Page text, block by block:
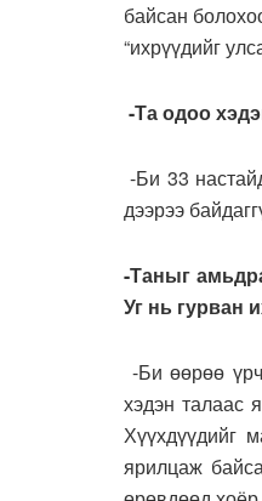
байсан
“ихрүүдийг
-Та одоо
-Би 33
дээрээ
-Таныг
Уг нь гурван
-Би өөрөө
хэдэн талаас
Хүүхдүүдийг
ярилцаж